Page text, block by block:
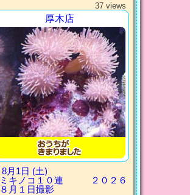
37 views
厚木店
月1日 (土)
ミキノコ１０連 ２０２６
月１日撮影